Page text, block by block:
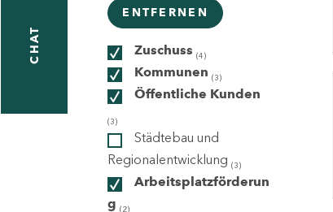
CHAT
ENTFERNEN
Zuschuss (4)
Kommunen (3)
Öffentliche Kunden
(3)
Städtebau und
Regionalentwicklung (3)
Arbeitsplatzförderun
g (2)